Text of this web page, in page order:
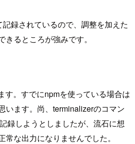
録されているので、調整を加えた
るところが強みです。
す。すでにnpmを使っている場合は
います。尚、terminalizerのコマン
録しようとしましたが、流石に想
な出力になりませんでした。